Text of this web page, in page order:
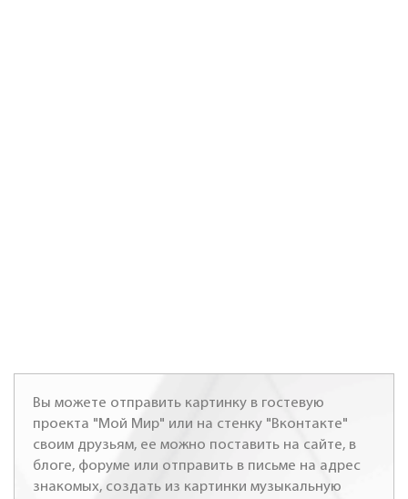
Вы можете отправить картинку в гостевую
проекта "Мой Мир" или на стенку "Вконтакте"
своим друзьям, ее можно поставить на сайте, в
блоге, форуме или отправить в письме на адрес
знакомых, создать из картинки музыкальную